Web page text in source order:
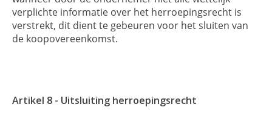
verplichte informatie over het herroepingsrecht is
verstrekt, dit dient te gebeuren voor het sluiten van
de koopovereenkomst.
Artikel 8 - Uitsluiting herroepingsrecht